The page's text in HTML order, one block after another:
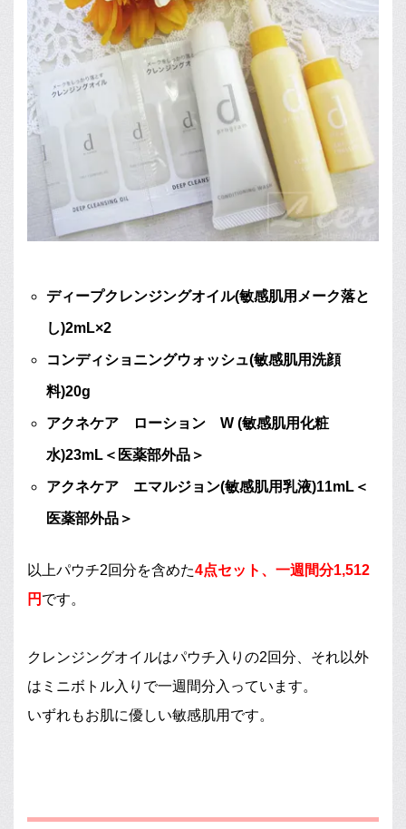
ディープクレンジングオイル(敏感肌用メーク落と
し)2mL×2
コンディショニングウォッシュ(敏感肌用洗顔
料)20g
アクネケア ローション W (敏感肌用化粧
水)23mL＜医薬部外品＞
アクネケア エマルジョン(敏感肌用乳液)11mL＜
医薬部外品＞
以上パウチ2回分を含めた4点セット、一週間分1,512
円 です。
クレンジングオイルはパウチ入りの2回分、それ以外
はミニボトル入りで一週間分入っています。
いずれもお肌に優しい敏感肌用です。